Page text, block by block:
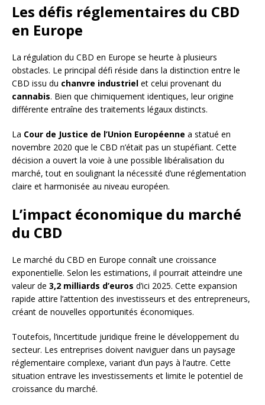
Les défis réglementaires du CBD
en Europe
La régulation du CBD en Europe se heurte à plusieurs
obstacles. Le principal défi réside dans la distinction entre le
CBD issu du chanvre industriel et celui provenant du
cannabis. Bien que chimiquement identiques, leur origine
différente entraîne des traitements légaux distincts.
La Cour de Justice de l’Union Européenne a statué en
novembre 2020 que le CBD n’était pas un stupéfiant. Cette
décision a ouvert la voie à une possible libéralisation du
marché, tout en soulignant la nécessité d’une réglementation
claire et harmonisée au niveau européen.
L’impact économique du marché
du CBD
Le marché du CBD en Europe connaît une croissance
exponentielle. Selon les estimations, il pourrait atteindre une
valeur de 3,2 milliards d’euros d’ici 2025. Cette expansion
rapide attire l’attention des investisseurs et des entrepreneurs,
créant de nouvelles opportunités économiques.
Toutefois, l’incertitude juridique freine le développement du
secteur. Les entreprises doivent naviguer dans un paysage
réglementaire complexe, variant d’un pays à l’autre. Cette
situation entrave les investissements et limite le potentiel de
croissance du marché.